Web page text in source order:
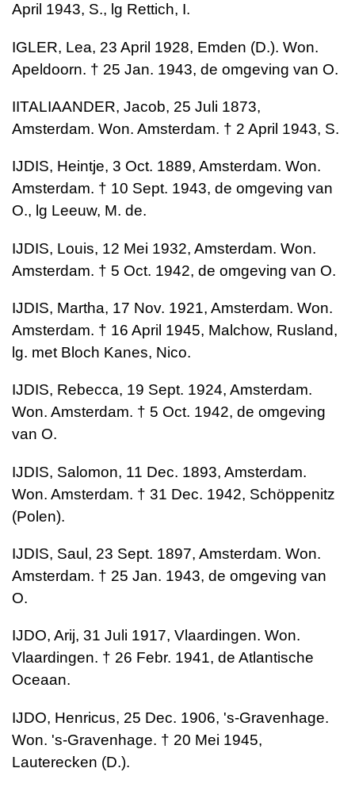
April 1943, S., lg Rettich, I.
IGLER, Lea, 23 April 1928, Emden (D.). Won.
Apeldoorn. † 25 Jan. 1943, de omgeving van O.
IITALIAANDER, Jacob, 25 Juli 1873,
Amsterdam. Won. Amsterdam. † 2 April 1943, S.
IJDIS, Heintje, 3 Oct. 1889, Amsterdam. Won.
Amsterdam. † 10 Sept. 1943, de omgeving van
O., lg Leeuw, M. de.
IJDIS, Louis, 12 Mei 1932, Amsterdam. Won.
Amsterdam. † 5 Oct. 1942, de omgeving van O.
IJDIS, Martha, 17 Nov. 1921, Amsterdam. Won.
Amsterdam. † 16 April 1945, Malchow, Rusland,
lg. met Bloch Kanes, Nico.
IJDIS, Rebecca, 19 Sept. 1924, Amsterdam.
Won. Amsterdam. † 5 Oct. 1942, de omgeving
van O.
IJDIS, Salomon, 11 Dec. 1893, Amsterdam.
Won. Amsterdam. † 31 Dec. 1942, Schöppenitz
(Polen).
IJDIS, Saul, 23 Sept. 1897, Amsterdam. Won.
Amsterdam. † 25 Jan. 1943, de omgeving van
O.
IJDO, Arij, 31 Juli 1917, Vlaardingen. Won.
Vlaardingen. † 26 Febr. 1941, de Atlantische
Oceaan.
IJDO, Henricus, 25 Dec. 1906, 's-Gravenhage.
Won. 's-Gravenhage. † 20 Mei 1945,
Lauterecken (D.).